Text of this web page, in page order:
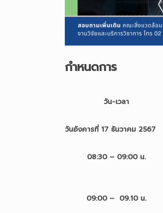
กำหนดการ
วัน-เวลา
วันอังคารที่ 17 ธันวาคม 2567
08:30 – 09:00 น.
09:00 – 09.10 น.